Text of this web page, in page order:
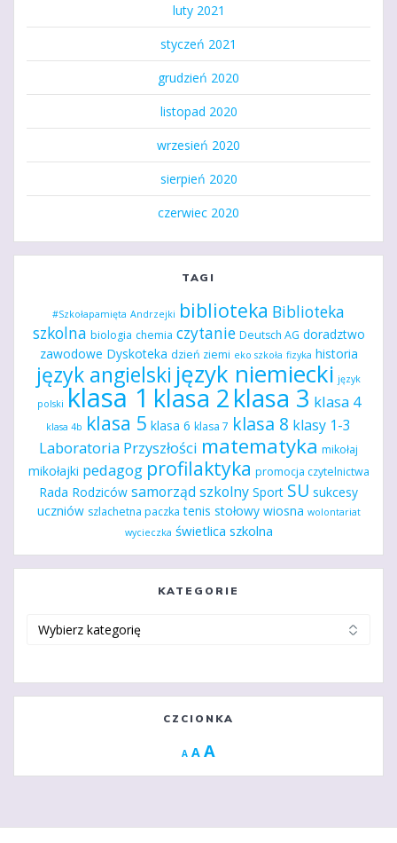
luty 2021
styczeń 2021
grudzień 2020
listopad 2020
wrzesień 2020
sierpień 2020
czerwiec 2020
TAGI
#Szkołapamięta Andrzejki biblioteka Biblioteka
szkolna biologia chemia czytanie Deutsch AG doradztwo
zawodowe Dyskoteka dzień ziemi eko szkoła fizyka historia
język angielski język niemiecki język
polski klasa 1 klasa 2klasa 3 klasa 4
klasa 4b klasa 5 klasa 6 klasa 7 klasa 8 klasy 1-3
Laboratoria Przyszłości matematyka mikołaj
mikołajki pedagog profilaktyka promocja czytelnictwa
Rada Rodziców samorząd szkolny Sport SU sukcesy
uczniów szlachetna paczka tenis stołowy wiosna wolontariat
wycieczka świetlica szkolna
KATEGORIE
CZCIONKA
A Decrease
A Reset
A